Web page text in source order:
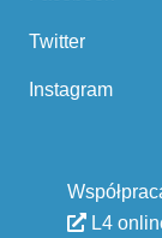
Twitter
Instagram
L4